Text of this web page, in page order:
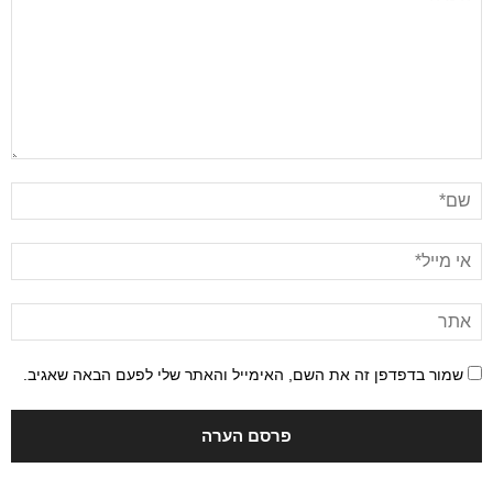
שמור בדפדפן זה את השם, האימייל והאתר שלי לפעם הבאה שאגיב.